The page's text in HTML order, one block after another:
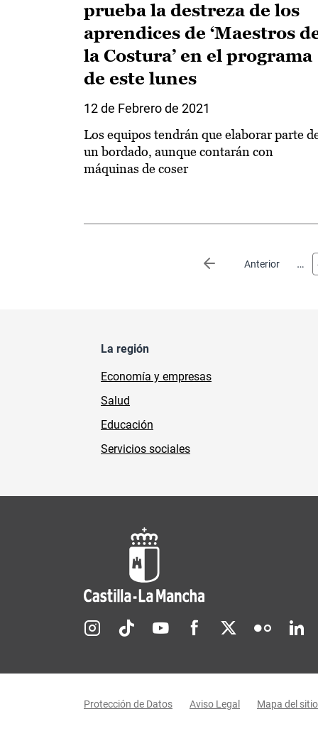
prueba la destreza de los
aprendices de ‘Maestros
la Costura’ en el programa
de este lunes
12 de Febrero de 2021
Los equipos tendrán que elaborar parte
un bordado, aunque contarán con
máquinas de coser
Anterior
Página anterior …
La región
Economía y empresas
Salud
Educación
Servicios sociales
Redes sociales JCCM
Protección de Datos Aviso Legal Mapa del sitio